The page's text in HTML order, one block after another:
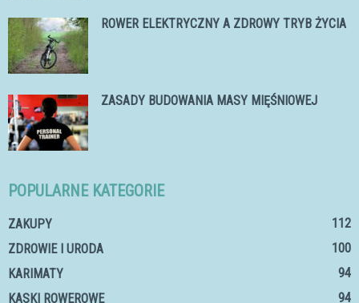
ROWER ELEKTRYCZNY A ZDROWY TRYB ŻYCIA
ZASADY BUDOWANIA MASY MIĘŚNIOWEJ
POPULARNE KATEGORIE
ZAKUPY
112
ZDROWIE I URODA
100
KARIMATY
94
KASKI ROWEROWE
94